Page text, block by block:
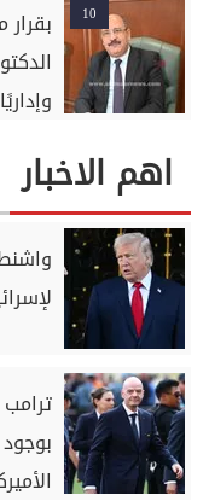
10
اهم الاخبار